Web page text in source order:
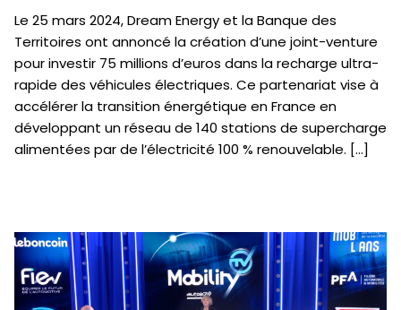
Le 25 mars 2024, Dream Energy et la Banque des
Territoires ont annoncé la création d’une joint-venture
pour investir 75 millions d’euros dans la recharge ultra-
rapide des véhicules électriques. Ce partenariat vise à
accélérer la transition énergétique en France en
développant un réseau de 140 stations de supercharge
alimentées par de l’électricité 100 % renouvelable. […]